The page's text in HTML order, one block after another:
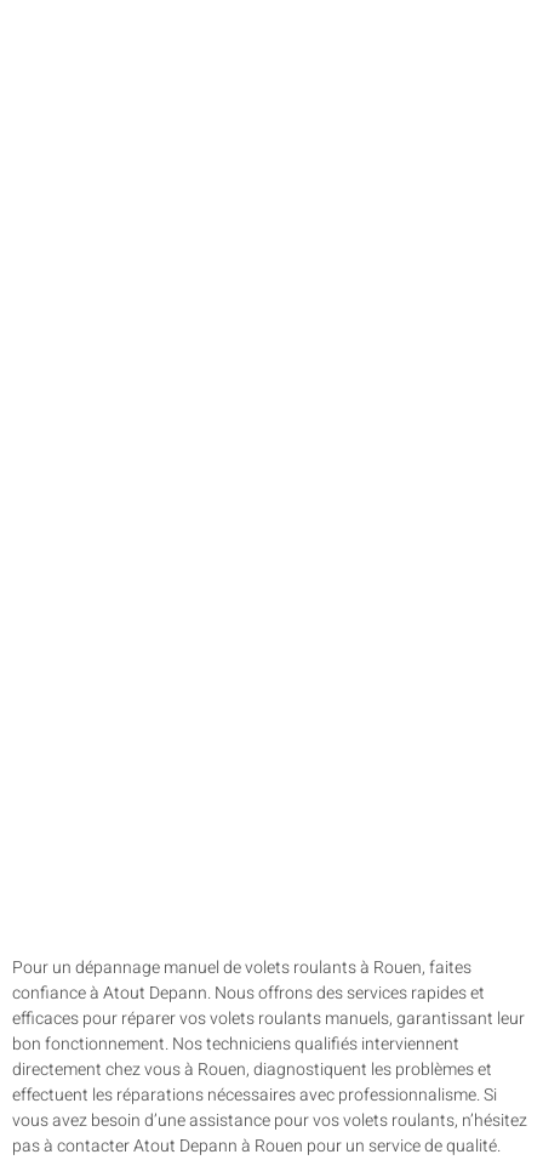
Pour un dépannage manuel de volets roulants à Rouen, faites
confiance à Atout Depann. Nous offrons des services rapides et
efficaces pour réparer vos volets roulants manuels, garantissant leur
bon fonctionnement. Nos techniciens qualifiés interviennent
directement chez vous à Rouen, diagnostiquent les problèmes et
effectuent les réparations nécessaires avec professionnalisme. Si
vous avez besoin d’une assistance pour vos volets roulants, n’hésitez
pas à contacter Atout Depann à Rouen pour un service de qualité.